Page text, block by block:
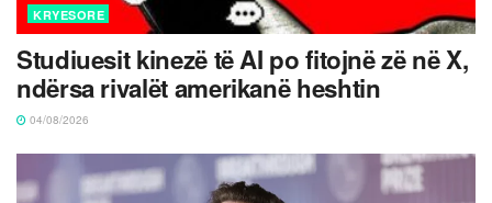
KRYESORE
Studiuesit kinezë të AI po fitojnë zë në X,
ndërsa rivalët amerikanë heshtin
04/08/2026